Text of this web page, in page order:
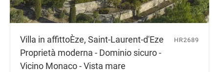
Villa in affittoÈze, Saint-Laurent-d'Eze
Proprietà moderna - Dominio sicuro -
Vicino Monaco - Vista mare
HR2689